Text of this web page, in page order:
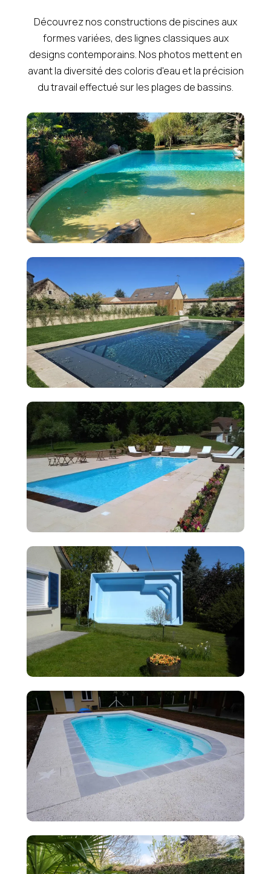
Découvrez nos constructions de piscines aux
formes variées, des lignes classiques aux
designs contemporains. Nos photos mettent en
avant la diversité des coloris d'eau et la précision
du travail effectué sur les plages de bassins.